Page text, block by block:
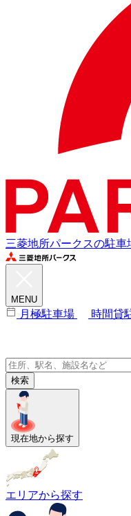
三菱地所パークスの駐車
MENU
月極駐車場 時間貸
検索
現在地から探す
エリアから探す